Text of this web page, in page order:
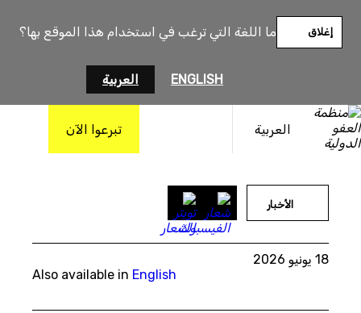
ما اللغة التي ترغب في استخدام هذا الموقع بها؟
ENGLISH العربية
إغلاق
العربية تبرعوا الآن
المحتوى
الأخبار
18 يونيو 2026
Also available in English